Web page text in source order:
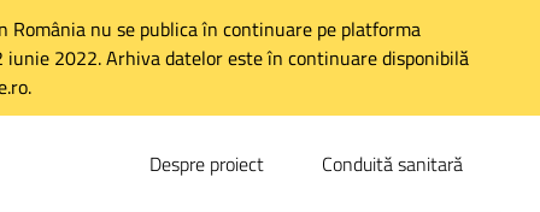
nu se publica în continuare pe platforma
2022. Arhiva datelor este în continuare disponibilă
Despre proiect Conduită sanitară